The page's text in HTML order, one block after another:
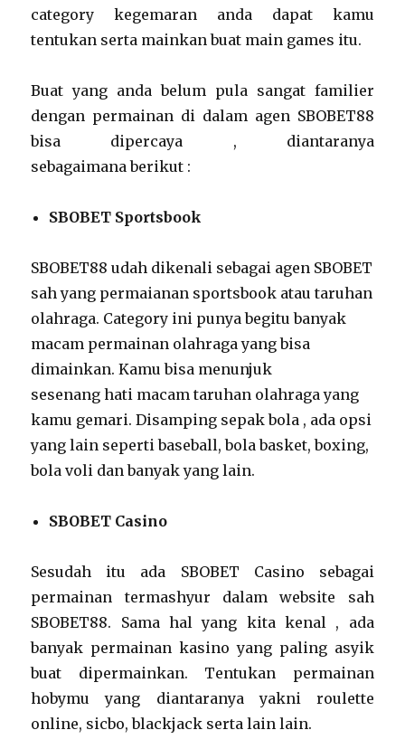
category kegemaran anda dapat kamu
tentukan serta mainkan buat main games itu.
Buat yang anda belum pula sangat familier
dengan permainan di dalam agen SBOBET88
bisa dipercaya , diantaranya
sebagaimana berikut :
SBOBET Sportsbook
SBOBET88 udah dikenali sebagai agen SBOBET
sah yang permaianan sportsbook atau taruhan
olahraga. Category ini punya begitu banyak
macam permainan olahraga yang bisa
dimainkan. Kamu bisa menunjuk
sesenang hati macam taruhan olahraga yang
kamu gemari. Disamping sepak bola , ada opsi
yang lain seperti baseball, bola basket, boxing,
bola voli dan banyak yang lain.
SBOBET Casino
Sesudah itu ada SBOBET Casino sebagai
permainan termashyur dalam website sah
SBOBET88. Sama hal yang kita kenal , ada
banyak permainan kasino yang paling asyik
buat dipermainkan. Tentukan permainan
hobymu yang diantaranya yakni roulette
online, sicbo, blackjack serta lain lain.